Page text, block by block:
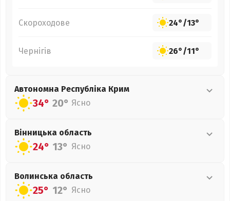
Скороходове 24°/13°
Чернігів 26°/11°
Автономна Республіка Крим
34° 20° Ясно
Вінницька область
24° 13° Ясно
Волинська область
25° 12° Ясно